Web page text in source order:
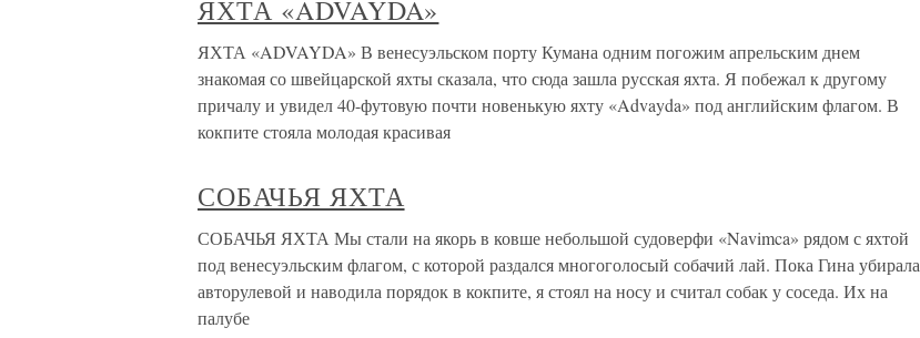
ЯХТА «ADVAYDA»
ЯХТА «ADVAYDA» В венесуэльском порту Кумана одним погожим апрельским днем
знакомая со швейцарской яхты сказала, что сюда зашла русская яхта. Я побежал к другому
причалу и увидел 40-футовую почти новенькую яхту «Advayda» под английским флагом. В
кокпите стояла молодая красивая
СОБАЧЬЯ ЯХТА
СОБАЧЬЯ ЯХТА Мы стали на якорь в ковше небольшой судоверфи «Navimca» рядом с яхтой
под венесуэльским флагом, с которой раздался многоголосый собачий лай. Пока Гина убирала
авторулевой и наводила порядок в кокпите, я стоял на носу и считал собак у соседа. Их на
палубе